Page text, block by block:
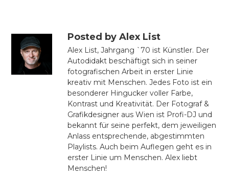
Posted by Alex List
Alex List, Jahrgang `70 ist Künstler. Der
Autodidakt beschäftigt sich in seiner
fotografischen Arbeit in erster Linie
kreativ mit Menschen. Jedes Foto ist ein
besonderer Hingucker voller Farbe,
Kontrast und Kreativität. Der Fotograf &
Grafikdesigner aus Wien ist Profi-DJ und
bekannt für seine perfekt, dem jeweiligen
Anlass entsprechende, abgestimmten
Playlists. Auch beim Auflegen geht es in
erster Linie um Menschen. Alex liebt
Menschen!